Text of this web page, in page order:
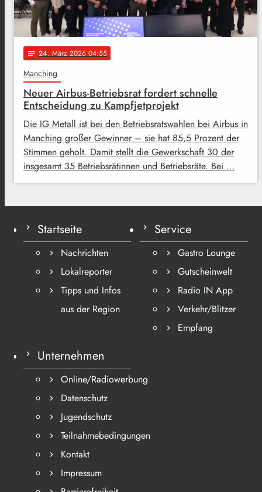
notes 24. März 2026 04:55
Manching
Neuer Airbus-Betriebsrat fordert schnelle
Entscheidung zu Kampfjetprojekt
Die IG Metall ist bei den Betriebsratswahlen bei Airbus in
Manching großer Gewinner – sie hat 85,5 Prozent der
Stimmen geholt. Damit stellt die Gewerkschaft 30 der
insgesamt 35 Betriebsrätinnen und Betriebsräte. Bei …
Startseite
Nachrichten
Lokalreporter
Tipps und Infos
aus der Region
Service
Gastro Lounge
Gutscheinwelt
Radio IN App
Verkehr/Blitzer
Empfang
Unternehmen
Online/Radiowerbung
Datenschutz
Jugendschutz
Teilnahmebedingungen
Kontakt
Impressum